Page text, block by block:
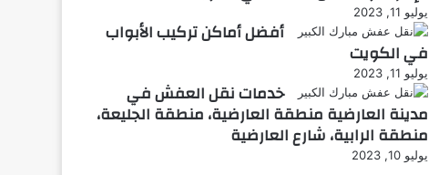
يوليو 11, 2023
أفضل أماكن تركيب الأبواب
في الكويت
يوليو 11, 2023
خدمات نقل العفش في
مدينة العارضية منطقة العارضية، منطقة الجليعة،
منطقة الرابية، شارع العارضية
يوليو 10, 2023